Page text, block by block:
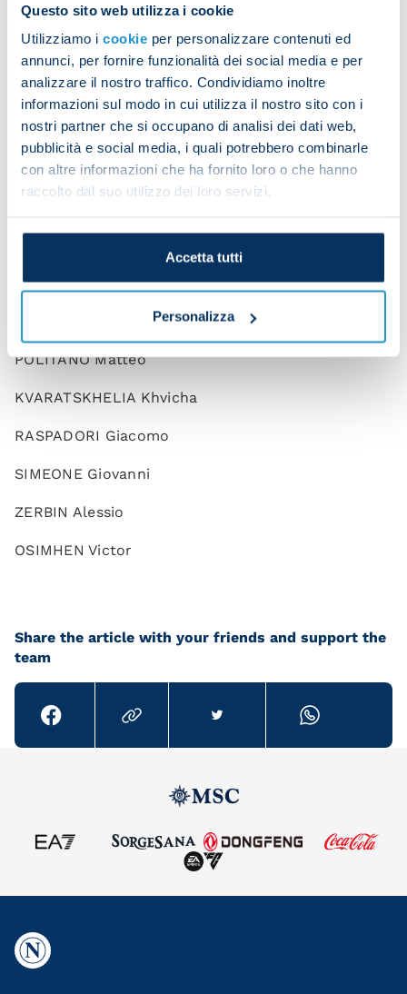
Questo sito web utilizza i cookie
Utilizziamo i cookie per personalizzare contenuti ed
annunci, per fornire funzionalità dei social media e per
analizzare il nostro traffico. Condividiamo inoltre
informazioni sul modo in cui utilizza il nostro sito con i
nostri partner che si occupano di analisi dei dati web,
pubblicità e social media, i quali potrebbero combinarle
con altre informazioni che ha fornito loro o che hanno
raccolto dal suo utilizzo dei loro servizi.
Accetta tutti
Personalizza
RRAHMANI Amir
ZANOLI Alessandro
ANGUISSA Frank
CAJUSTE Jens
ELMAS Eljif
DEMME Diego
POLITANO Matteo
KVARATSKHELIA Khvicha
RASPADORI Giacomo
SIMEONE Giovanni
ZERBIN Alessio
OSIMHEN Victor
Share the article with your friends and support the
team